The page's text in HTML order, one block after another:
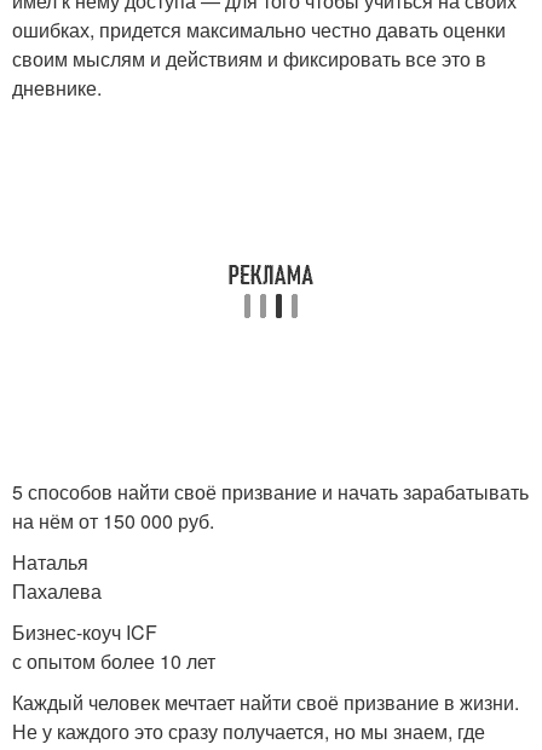
ошибках, придется максимально честно давать оценки
своим мыслям и действиям и фиксировать все это в
дневнике.
5 способов найти своё призвание и начать зарабатывать
на нём от 150 000 руб.
Наталья
Пахалева
Бизнес-коуч ICF
с опытом более 10 лет
Каждый человек мечтает найти своё призвание в жизни.
Не у каждого это сразу получается, но мы знаем, где